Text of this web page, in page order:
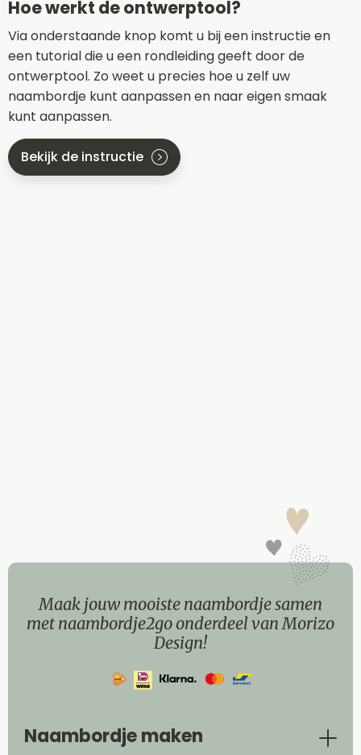
Hoe werkt de ontwerptool?
Via onderstaande knop komt u bij een instructie en
een tutorial die u een rondleiding geeft door de
ontwerptool. Zo weet u precies hoe u zelf uw
naambordje kunt aanpassen en naar eigen smaak
kunt aanpassen.
Bekijk de instructie
Maak jouw mooiste naambordje samen
met naambordje2go onderdeel van Morizo
Design!
Naambordje maken